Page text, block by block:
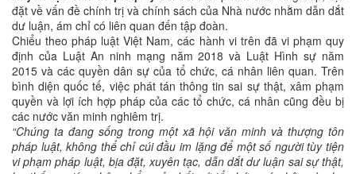
đặt về vấn đề chính trị và chính sách của Nhà nước nhằm dẫn dắt
dư luận, ám chỉ có liên quan đến tập đoàn.
Chiểu theo pháp luật Việt Nam, các hành vi trên đã vi phạm quy
định của Luật An ninh mạng năm 2018 và Luật Hình sự năm
2015 và các quyền dân sự của tổ chức, cá nhân liên quan. Trên
bình diện quốc tế, việc phát tán thông tin sai sự thật, xâm phạm
quyền và lợi ích hợp pháp của các tổ chức, cá nhân cũng đều bị
các nước văn minh nghiêm trị.
“Chúng ta đang sống trong một xã hội văn minh và thượng tôn
pháp luật,không thể chỉ cúi đầu im lặng để một số người tùy tiện
vi phạm pháp luật, bịa đặt, xuyên tạc, dẫn dắt dư luận sai sự thật,